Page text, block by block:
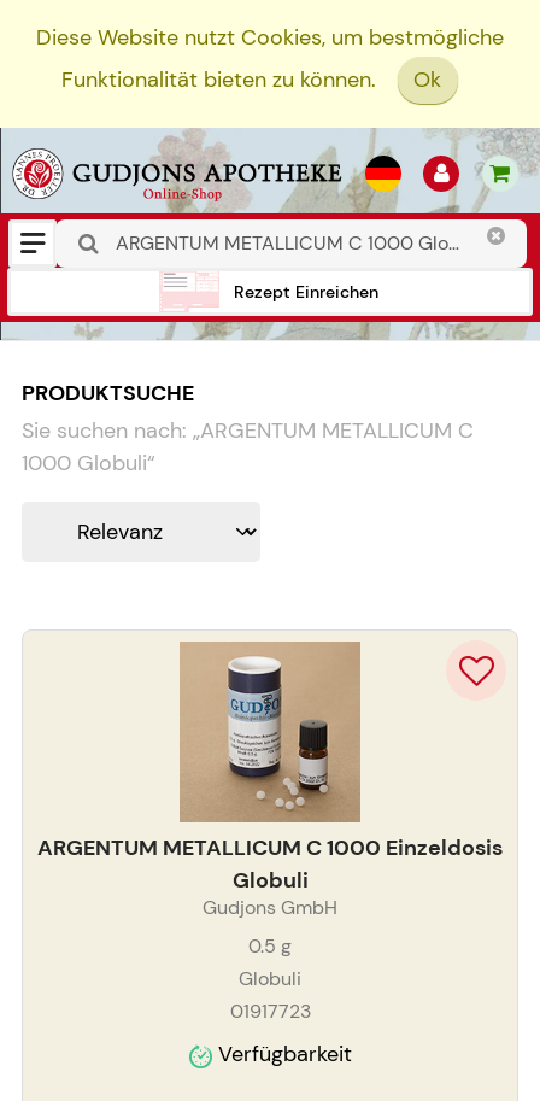
Diese Website nutzt Cookies, um bestmögliche
Funktionalität bieten zu können.
Ok
Rezept Einreichen
PRODUKTSUCHE
Sie suchen nach: „ARGENTUM METALLICUM C
1000 Globuli“
ARGENTUM METALLICUM C 1000 Einzeldosis
Globuli
Gudjons GmbH
0.5 g
Globuli
01917723
Verfügbarkeit